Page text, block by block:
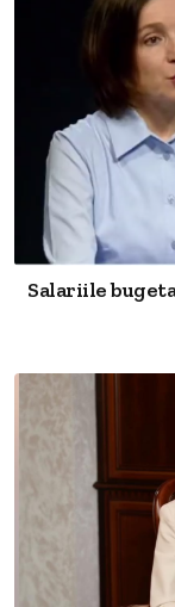
Salariile